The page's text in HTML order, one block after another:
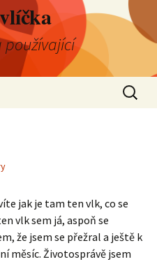
jak je tam ten vlk, co se
vlk sem já, aspoň se
že jsem se přežral a ještě k
měsíc. Životosprávě jsem